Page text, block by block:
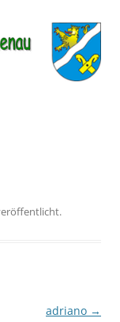
von 1952
adriano →